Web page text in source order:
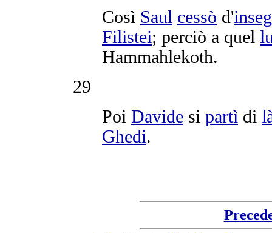
Così Saul cessò d'
Filistei; perciò a quel
Hammahlekoth.
29
Poi Davide si partì di
Ghedi.